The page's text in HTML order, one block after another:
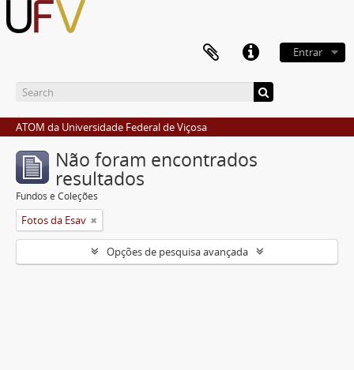
Entrar
ATOM da Universidade Federal de Viçosa
Não foram encontrados
resultados
Fundos e Coleções
Fotos da Esav
Opções de pesquisa avançada